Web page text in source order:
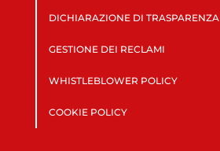
DICHIARAZIONE DI TRASPARENZA
GESTIONE DEI RECLAMI
WHISTLEBLOWER POLICY
COOKIE POLICY